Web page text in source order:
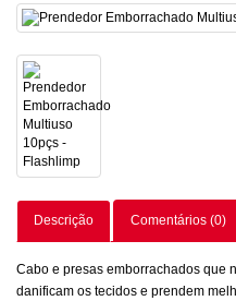
Descrição Comentários (0)
Cabo e presas emborrachados que
danificam os tecidos e prendem